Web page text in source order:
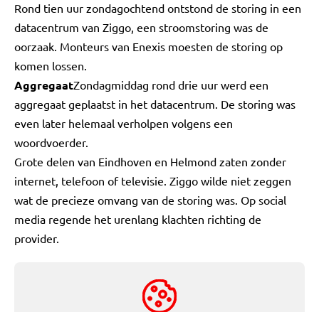
Rond tien uur zondagochtend ontstond de storing in een
datacentrum van Ziggo, een stroomstoring was de
oorzaak. Monteurs van Enexis moesten de storing op
komen lossen.
AggregaatZondagmiddag rond drie uur werd een
aggregaat geplaatst in het datacentrum. De storing was
even later helemaal verholpen volgens een
woordvoerder.
Grote delen van Eindhoven en Helmond zaten zonder
internet, telefoon of televisie. Ziggo wilde niet zeggen
wat de precieze omvang van de storing was. Op social
media regende het urenlang klachten richting de
provider.